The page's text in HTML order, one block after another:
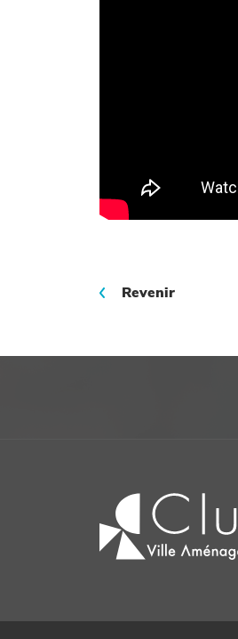
Revenir